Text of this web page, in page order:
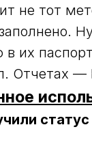
не тот
их
Отчетах —